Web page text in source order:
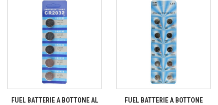
FUEL BATTERIE A BOTTONE AL
FUEL BATTERIE A BOTTONE